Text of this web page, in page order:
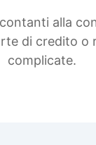
alla
di credito o
complicate.